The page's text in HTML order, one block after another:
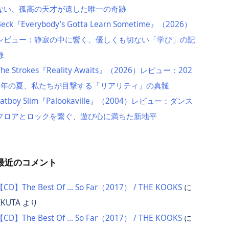
い、孤高の天才が遺した唯一の奇跡
『Everybody’s Gotta Learn Sometime』（2026）
ビュー：静寂の中に響く、優しくも切ない「学び」の記
Strokes『Reality Awaits』（2026）レビュー：202
の夏、私たちが目撃する「リアリティ」の真髄
Slim『Palookaville』（2004）レビュー：ダンス
ロアとロックを繋ぐ、遊び心に満ちた新地平
近のコメント
CD】The Best Of … So Far（2017） / THE KOOKS に
より
CD】The Best Of … So Far（2017） / THE KOOKS に